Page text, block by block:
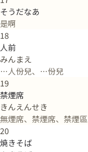
そうだなあ
是啊
18
人前
みんまえ
…人份兒、…份兒
19
禁煙席
きんえんせき
無煙席、禁煙席、禁煙區
20
焼きそば